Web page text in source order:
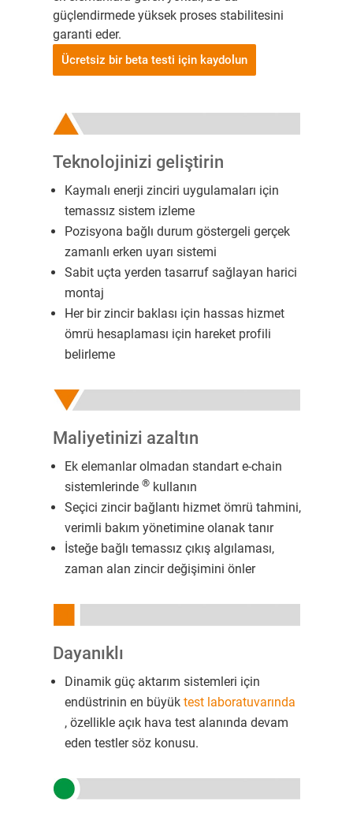
güçlendirmede yüksek proses stabilitesini
garanti eder.
Ücretsiz bir beta testi için kaydolun
Teknolojinizi geliştirin
Kaymalı enerji zinciri uygulamaları için
temassız sistem izleme
Pozisyona bağlı durum göstergeli gerçek
zamanlı erken uyarı sistemi
Sabit uçta yerden tasarruf sağlayan harici
montaj
Her bir zincir baklası için hassas hizmet
ömrü hesaplaması için hareket profili
belirleme
Maliyetinizi azaltın
Ek elemanlar olmadan standart e-chain
sistemlerinde ®kullanın
Seçici zincir bağlantı hizmet ömrü tahmini,
verimli bakım yönetimine olanak tanır
İsteğe bağlı temassız çıkış algılaması,
zaman alan zincir değişimini önler
Dayanıklı
Dinamik güç aktarım sistemleri için
endüstrinin en büyük test laboratuvarında
, özellikle açık hava test alanında devam
eden testler söz konusu.